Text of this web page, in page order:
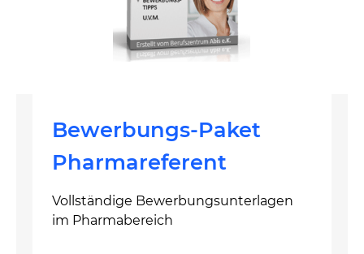
Bewerbungs-Paket
Pharmareferent
Vollständige Bewerbungsunterlagen
im Pharmabereich